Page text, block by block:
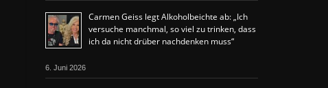
Carmen Geiss legt Alkoholbeichte ab: „Ich
versuche manchmal, so viel zu trinken, dass
ich da nicht drüber nachdenken muss“
6. Juni 2026